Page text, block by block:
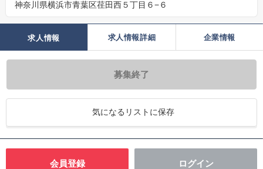
神奈川県横浜市青葉区荏田西５丁目６−６
求人情報 求人情報詳細 企業情報
募集終了
気になるリストに保存
会員登録 ログイン